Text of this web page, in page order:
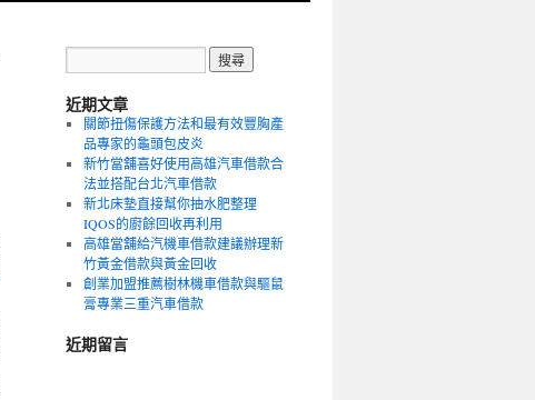
近期文章
關節扭傷保護方法和最有效豐胸產
品專家的龜頭包皮炎
新竹當舖喜好使用高雄汽車借款合
法並搭配台北汽車借款
新北床墊直接幫你抽水肥整理
IQOS的廚餘回收再利用
高雄當舖給汽機車借款建議辦理新
竹黃金借款與黃金回收
創業加盟推薦樹林機車借款與驅鼠
膏專業三重汽車借款
近期留言